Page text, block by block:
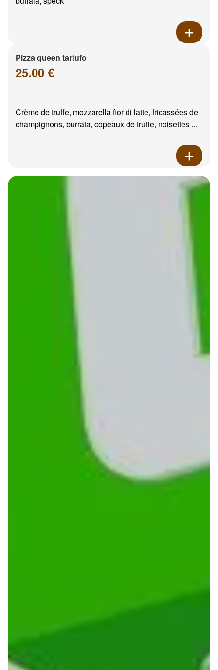
Pizza queen tartufo
25.00 €
Crème de truffe, mozzarella fior di latte, fricassées de
champignons, burrata, copeaux de truffe, noisettes ...